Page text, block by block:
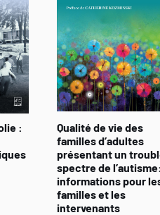
:
Qualité de vie des
familles d’adultes
présentant un
spectre de l’autisme:
informations pour
familles et les
intervenants